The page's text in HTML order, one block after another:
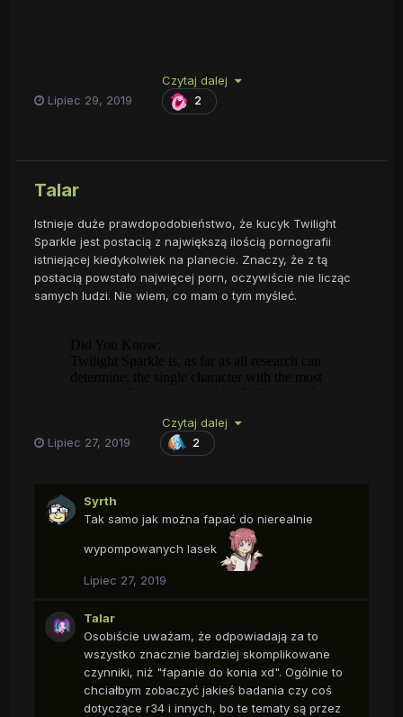
Czytaj dalej
Lipiec 29, 2019
2
Talar
Istnieje duże prawdopodobieństwo, że kucyk Twilight
Sparkle jest postacią z największą ilością pornografii
istniejącej kiedykolwiek na planecie. Znaczy, że z tą
postacią powstało najwięcej porn, oczywiście nie licząc
samych ludzi. Nie wiem, co mam o tym myśleć.
Czytaj dalej
Lipiec 27, 2019
2
Syrth
Tak samo jak można fapać do nierealnie
wypompowanych lasek
Lipiec 27, 2019
Talar
Osobiście uważam, że odpowiadają za to
wszystko znacznie bardziej skomplikowane
czynniki, niż "fapanie do konia xd". Ogólnie to
chciałbym zobaczyć jakieś badania czy coś
dotyczące r34 i innych, bo te tematy są przez